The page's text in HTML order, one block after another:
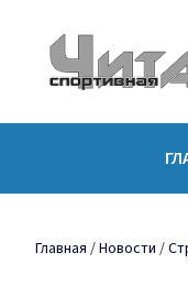
Главная /Новости /